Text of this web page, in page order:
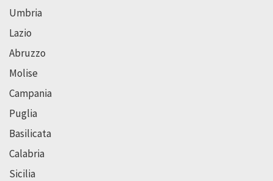
Umbria
Lazio
Abruzzo
Molise
Campania
Puglia
Basilicata
Calabria
Sicilia